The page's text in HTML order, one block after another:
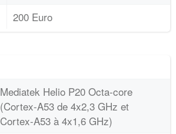
200 Euro
Mediatek Helio P20 Octa-core
(Cortex-A53 de 4x2,3 GHz et
Cortex-A53 à 4x1,6 GHz)